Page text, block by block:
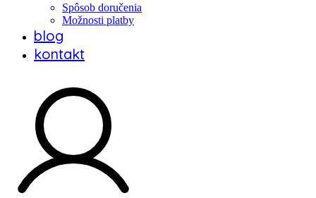
Spôsob doručenia
Možnosti platby
blog
kontakt